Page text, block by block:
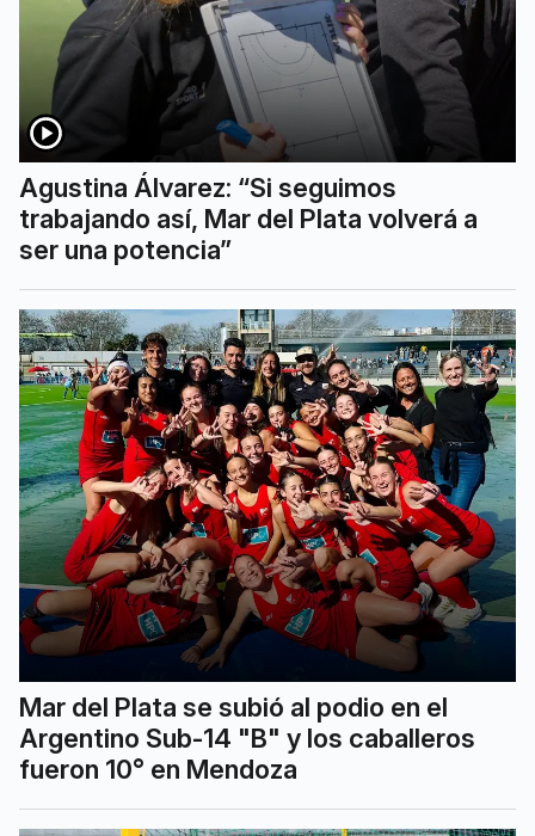
Agustina Álvarez: “Si seguimos
trabajando así, Mar del Plata volverá a
ser una potencia”
Mar del Plata se subió al podio en el
Argentino Sub-14 "B" y los caballeros
fueron 10° en Mendoza